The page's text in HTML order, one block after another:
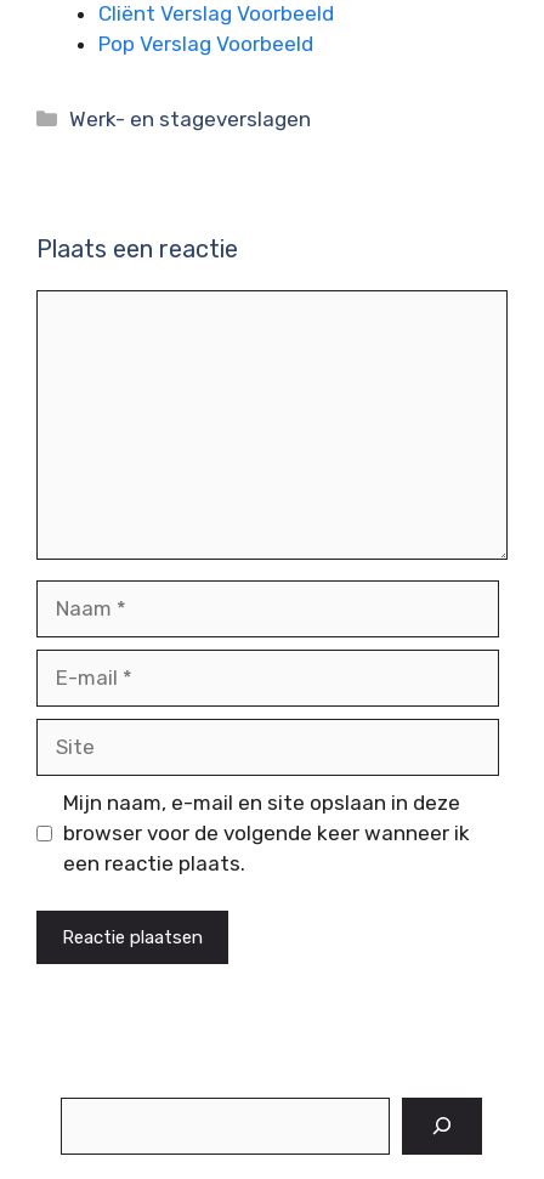
Cliënt Verslag Voorbeeld
Pop Verslag Voorbeeld
Categorieën
Werk- en stageverslagen
Plaats een reactie
Mijn naam, e-mail en site opslaan in deze
browser voor de volgende keer wanneer ik
een reactie plaats.